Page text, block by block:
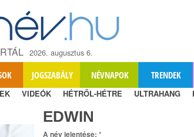
2026. augusztus 6.
JOGSZABÁLY NÉVNAPOK TRENDEK
VIDEÓK HÉTRŐL-HÉTRE ULTRAHANG
EDWIN
A név jelentése: *